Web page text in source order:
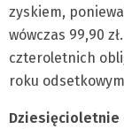
zyskiem,
wówczas 99,90
czteroletnich
roku
Dziesięcioletnie